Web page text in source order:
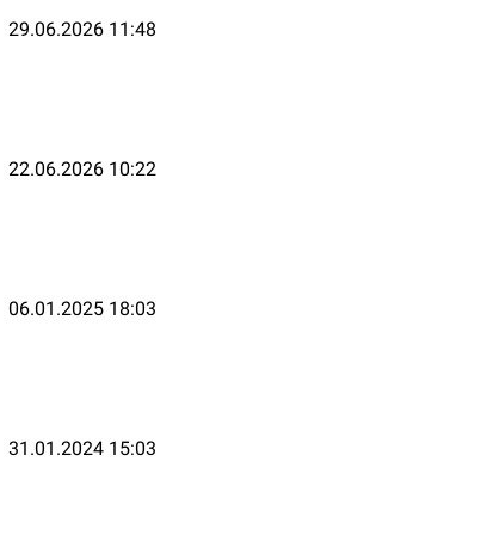
29.06.2026 11:48
22.06.2026 10:22
06.01.2025 18:03
31.01.2024 15:03